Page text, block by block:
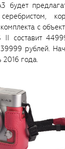
будет
с
составит
рублей.
2016 года.